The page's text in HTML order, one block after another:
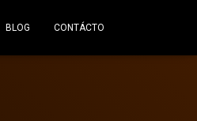
BLOG CONTÁCTO